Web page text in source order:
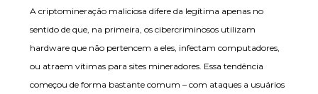
A criptomineração maliciosa difere da legítima apenas no
sentido de que, na primeira, os cibercriminosos utilizam
hardware que não pertencem a eles, infectam computadores,
ou atraem vítimas para sites mineradores. Essa tendência
começou de forma bastante comum – com ataques a usuários